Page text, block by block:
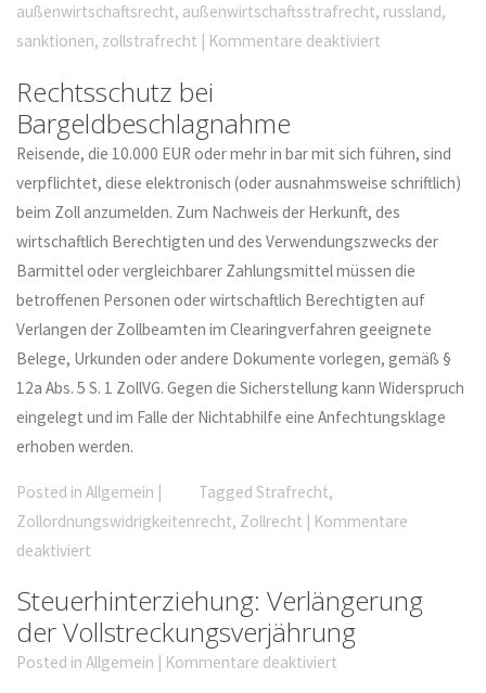
außenwirtschaftsrecht, außenwirtschaftsstrafrecht, russland,
sanktionen, zollstrafrecht Kommentare deaktiviert
Rechtsschutz bei
Bargeldbeschlagnahme
Reisende, die 10.000 EUR oder mehr in bar mit sich führen, sind
verpflichtet, diese elektronisch (oder ausnahmsweise schriftlich)
beim Zoll anzumelden. Zum Nachweis der Herkunft, des
wirtschaftlich Berechtigten und des Verwendungszwecks der
Barmittel oder vergleichbarer Zahlungsmittel müssen die
betroffenen Personen oder wirtschaftlich Berechtigten auf
Verlangen der Zollbeamten im Clearingverfahren geeignete
Belege, Urkunden oder andere Dokumente vorlegen, gemäß §
12a Abs. 5 S. 1 ZollVG. Gegen die Sicherstellung kann Widerspruch
eingelegt und im Falle der Nichtabhilfe eine Anfechtungsklage
erhoben werden.
Posted in Allgemein | Tagged Strafrecht,
Zollordnungswidrigkeitenrecht, Zollrecht | Kommentare
deaktiviert
Steuerhinterziehung: Verlängerung
der Vollstreckungsverjährung
Posted in Allgemein Kommentare deaktiviert